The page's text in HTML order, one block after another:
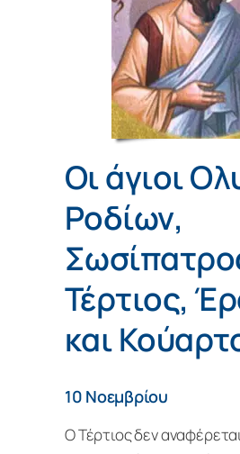
Οι άγιοι
Ροδίων,
Τέρτιος,
και
10 Νοεμβρίου
Ο Τέρτιος δεν